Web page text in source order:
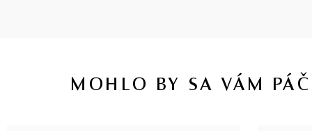
MOHLO BY SA VÁM